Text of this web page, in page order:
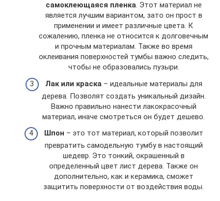
самоклеющаяся пленка. Этот материал не
является лучшим вариантом, зато он прост в
применении и имеет различные цвета. К
сожалению, пленка не относится к долговечным
и прочным материалам. Также во время
оклеивания поверхностей тумбы важно следить,
чтобы не образовались пузыри.
Лак или краска – идеальные материалы для
дерева. Позволят создать уникальный дизайн.
Важно правильно нанести лакокрасочный
материал, иначе смотреться он будет дешево.
Шпон – это тот материал, который позволит
превратить самодельную тумбу в настоящий
шедевр. Это тонкий, окрашенный в
определенный цвет лист дерева. Также он
дополнительно, как и керамика, сможет
защитить поверхности от воздействия воды.